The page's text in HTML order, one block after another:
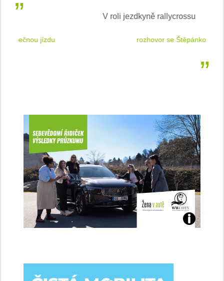
V roli jezdkyně rallycrossu
rozhovor se Štěpánkou Mottlovou
Jaké